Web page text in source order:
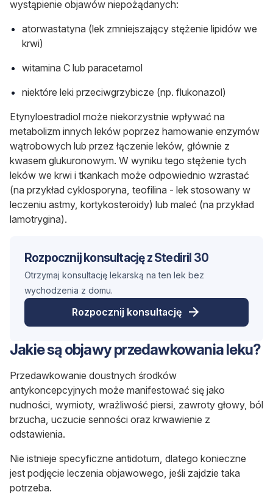
wystąpienie objawów niepożądanych:
atorwastatyna (lek zmniejszający stężenie lipidów we
krwi)
witamina C lub paracetamol
niektóre leki przeciwgrzybicze (np. flukonazol)
Etynyloestradiol może niekorzystnie wpływać na
metabolizm innych leków poprzez hamowanie enzymów
wątrobowych lub przez łączenie leków, głównie z
kwasem glukuronowym. W wyniku tego stężenie tych
leków we krwi i tkankach może odpowiednio wzrastać
(na przykład cyklosporyna, teofilina - lek stosowany w
leczeniu astmy, kortykosteroidy) lub maleć (na przykład
lamotrygina).
Rozpocznij konsultację z Stediril 30
Otrzymaj konsultację lekarską na ten lek bez
wychodzenia z domu.
Rozpocznij konsultację
Jakie są objawy przedawkowania leku?
Przedawkowanie doustnych środków
antykoncepcyjnych może manifestować się jako
nudności, wymioty, wrażliwość piersi, zawroty głowy, ból
brzucha, uczucie senności oraz krwawienie z
odstawienia.
Nie istnieje specyficzne antidotum, dlatego konieczne
jest podjęcie leczenia objawowego, jeśli zajdzie taka
potrzeba.